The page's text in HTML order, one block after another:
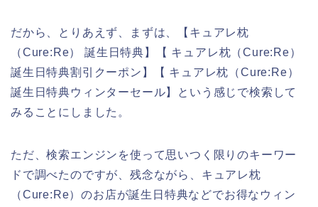
だから、とりあえず、まずは、【キュアレ枕
（Cure:Re） 誕生日特典】【 キュアレ枕（Cure:Re）
誕生日特典割引クーポン】【 キュアレ枕（Cure:Re）
誕生日特典ウィンターセール】という感じで検索して
みることにしました。
ただ、検索エンジンを使って思いつく限りのキーワー
ドで調べたのですが、残念ながら、キュアレ枕
（Cure:Re）のお店が誕生日特典などでお得なウィン